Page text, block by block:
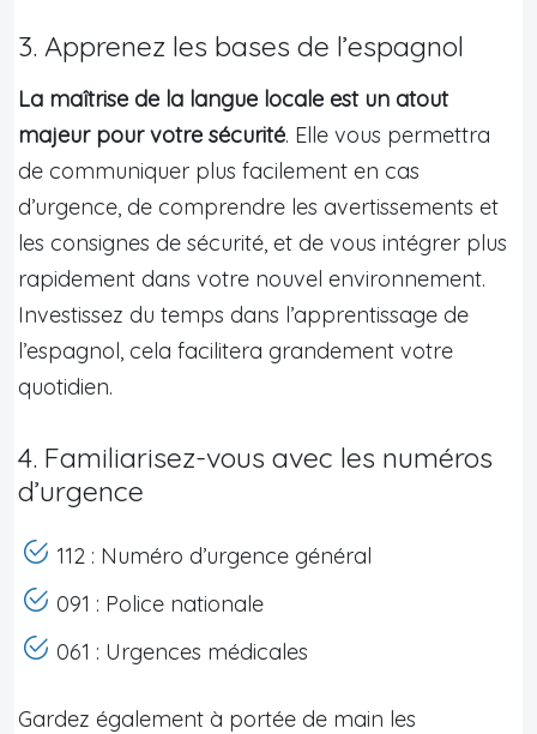
3. Apprenez les bases de l’espagnol
La maîtrise de la langue locale est un atout
majeur pour votre sécurité. Elle vous permettra
de communiquer plus facilement en cas
d’urgence, de comprendre les avertissements et
les consignes de sécurité, et de vous intégrer plus
rapidement dans votre nouvel environnement.
Investissez du temps dans l’apprentissage de
l’espagnol, cela facilitera grandement votre
quotidien.
4. Familiarisez-vous avec les numéros
d’urgence
112 : Numéro d’urgence général
091 : Police nationale
061 : Urgences médicales
Gardez également à portée de main les